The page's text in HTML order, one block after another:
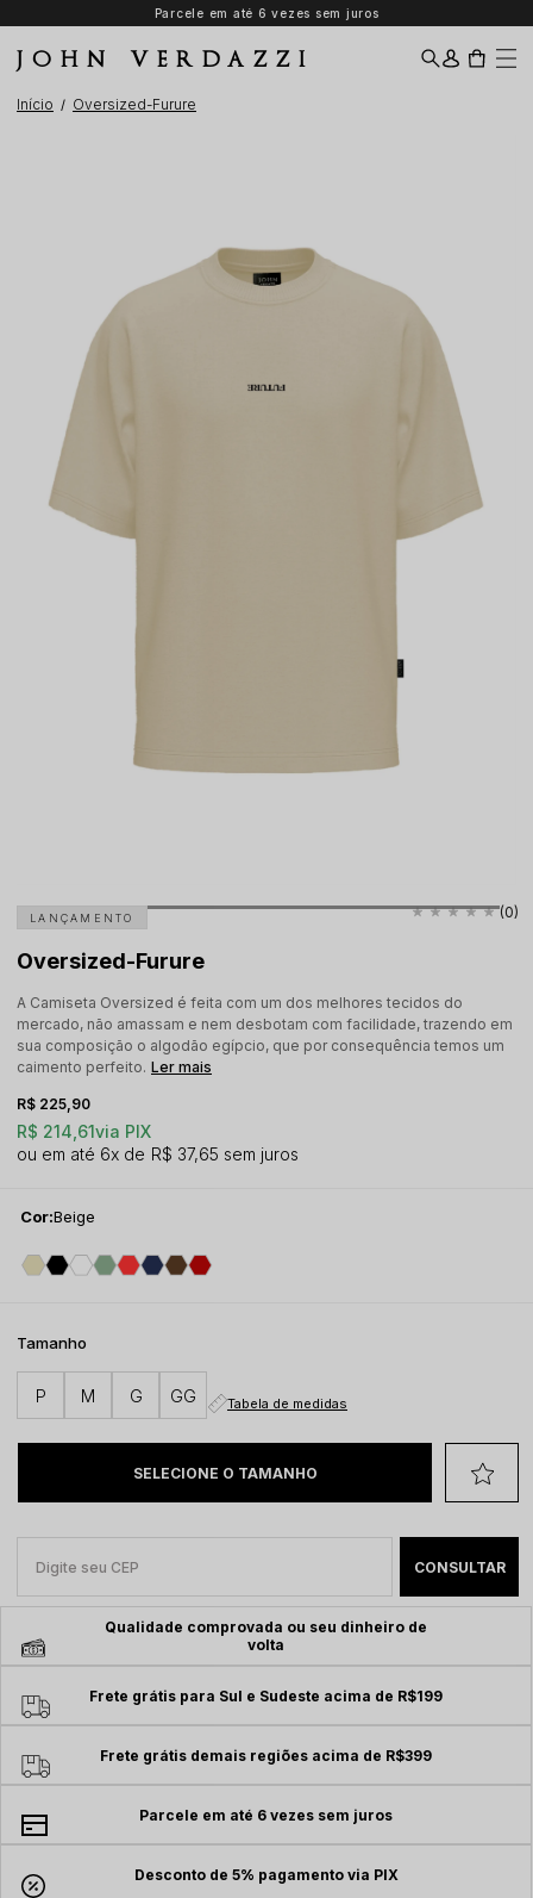
Parcele em até 6 vezes sem juros
JOHN VERDAZZI
Início Oversized-Furure
LANÇAMENTO
Oversized-Furure
A Camiseta Oversized é feita com um dos melhores tecidos do
mercado, não amassam e nem desbotam com facilidade, trazendo em
sua composição o algodão egípcio, que por consequência temos um
caimento perfeito. Ler mais
(0)
R$ 214,61via PIX
R$ 225,90
6x R$ 37,65 sem juros
Cor:Beige
Tamanho
P M G GG Tabela de medidas
Qualidade comprovada ou seu dinheiro de
volta
Frete grátis para Sul e Sudeste acima de R$199
Frete grátis demais regiões acima de R$399
Parcele em até 6 vezes sem juros
Desconto de 5% pagamento via PIX